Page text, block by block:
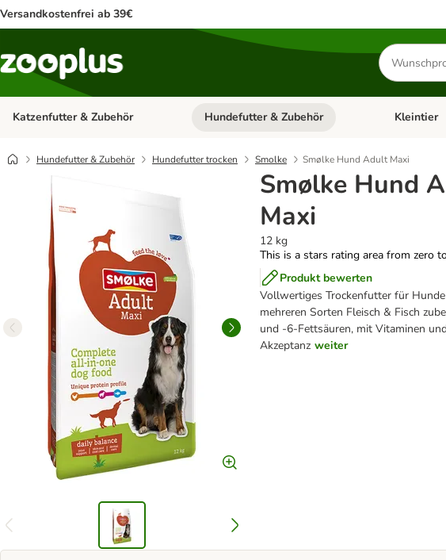
Versandkostenfrei ab 39€
Produkte
suchen
Katzenfutter & Zubehör Kategorie-Menü öffnen: Katzenfutter & Zubehör
Hundefutter & Zubehör Kategorie-
Kleintier
Hundefutter & Zubehör Hundefutter trocken Smolke Smølke Hund Adult Maxi
Smølke Hund
Maxi
12 kg
This is a stars rating area from zero
Produkt bewerten
Vollwertiges Trockenfutter für
mehreren Sorten Fleisch & Fisch
und -6-Fettsäuren, mit Vitaminen
Akzeptanz weiter